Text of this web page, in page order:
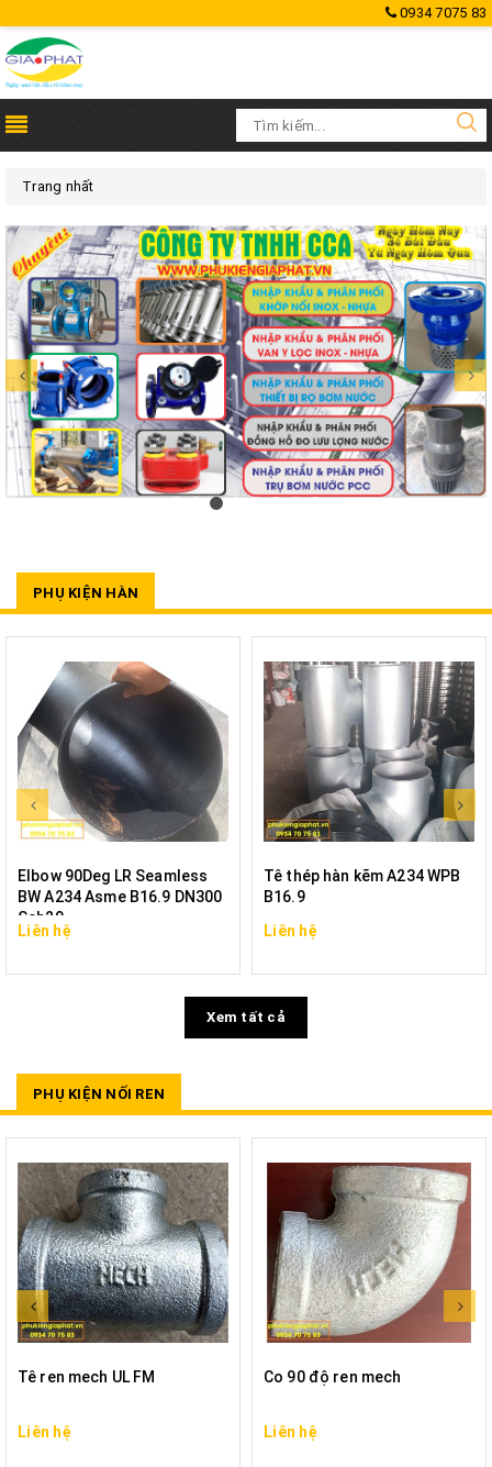
0934 7075 83
Trang nhất
PHỤ KIỆN HÀN
Elbow 90Deg LR Seamless
BW A234 Asme B16.9 DN300
Sch20
Liên hệ
Tê thép hàn kẽm A234 WPB
B16.9
Liên hệ
Xem tất cả
PHỤ KIỆN NỐI REN
Tê ren mech UL FM
Liên hệ
Co 90 độ ren mech
Liên hệ